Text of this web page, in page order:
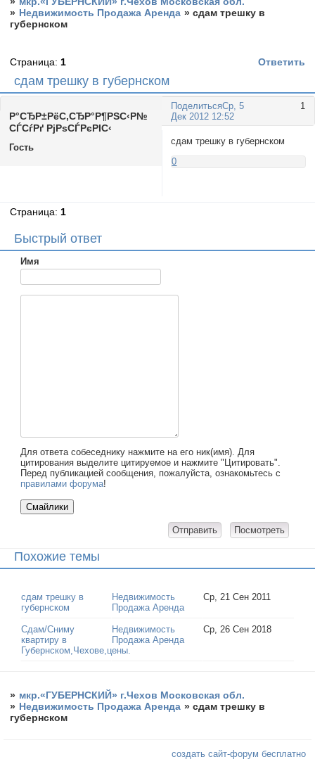
» Недвижимость Продажа Аренда »сдам трешку в
губернском
сдам трешку в губернском
Страница: 1 Ответить
Поделиться 1
Ср, 5
Дек 2012 12:52
Р°СЂР±РёС‚СЂР°Р¶РЅС‹Р№
СЃСѓРґ РјРѕСЃРєРІС‹
Гость
сдам трешку в губернском
0
Страница: 1
Быстрый ответ
Имя
Для ответа собеседнику нажмите на его ник(имя). Для
цитирования выделите цитируемое и нажмите "Цитировать".
Перед публикацией сообщения, пожалуйста, ознакомьтесь с
правилами форума!
Похожие темы
сдам трешку в
губернском
Недвижимость
Продажа Аренда
Ср, 21 Сен 2011
Сдам/Сниму
квартиру в
Губернском,Чехове,цены.
Недвижимость
Продажа Аренда
Ср, 26 Сен 2018
» мкр.«ГУБЕРНСКИЙ» г.Чехов Московская обл.
» Недвижимость Продажа Аренда »сдам трешку в
губернском
создать сайт-форум бесплатно